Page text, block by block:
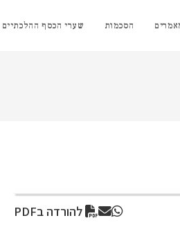
הסכמות שערי הכסף ההלכתיים
להורדה בPDF